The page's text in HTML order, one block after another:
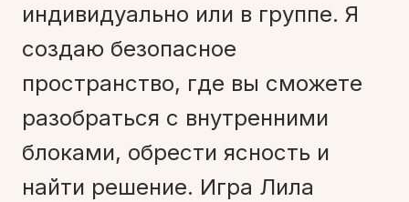
индивидуально или в группе. Я
создаю безопасное
пространство, где вы сможете
разобраться с внутренними
блоками, обрести ясность и
найти решение. Игра Лила